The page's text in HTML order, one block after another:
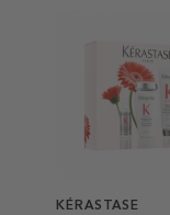
KÉRASTASE